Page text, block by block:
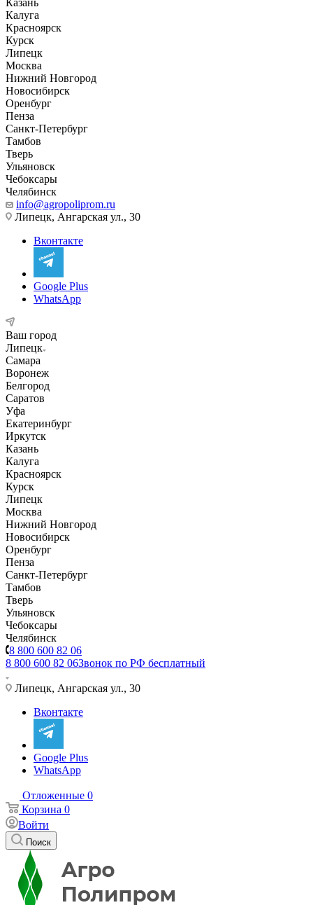
Казань
Калуга
Красноярск
Курск
Липецк
Москва
Нижний Новгород
Новосибирск
Оренбург
Пенза
Санкт-Петербург
Тамбов
Тверь
Ульяновск
Чебоксары
Челябинск
info@agropoliprom.ru
Липецк, Ангарская ул., 30
Вконтакте
Google Plus
WhatsApp
Ваш город
Липецк
Самара
Воронеж
Белгород
Саратов
Уфа
Екатеринбург
Иркутск
Казань
Калуга
Красноярск
Курск
Липецк
Москва
Нижний Новгород
Новосибирск
Оренбург
Пенза
Санкт-Петербург
Тамбов
Тверь
Ульяновск
Чебоксары
Челябинск
8 800 600 82 06
8 800 600 82 06Звонок по РФ бесплатный
Липецк, Ангарская ул., 30
Вконтакте
Google Plus
WhatsApp
Отложенные 0
Корзина 0
Войти
Поиск